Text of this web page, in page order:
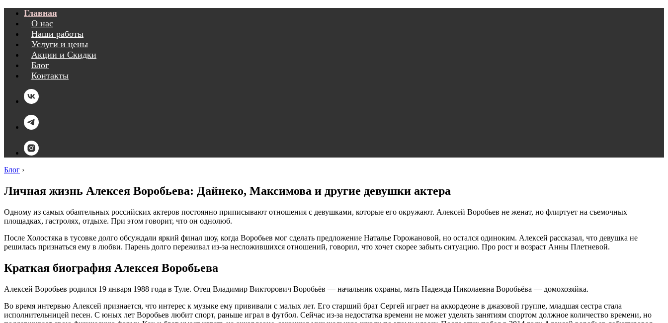
Главная
О нас
Наши работы
Услуги и цены
Акции и Скидки
Блог
Контакты
Блог ›
Личная жизнь Алексея Воробьева: Дайнеко, Максимова и другие девушки актера
Одному из самых обаятельных российских актеров постоянно приписывают отношения с девушками, которые его окружают. Алексей Воробьев не женат, но флиртует на съемочных
площадках, гастролях, отдыхе. При этом говорит, что он однолюб.
После Холостяка в тусовке долго обсуждали яркий финал шоу, когда Воробьев мог сделать предложение Наталье Горожановой, но остался одиноким. Алексей рассказал, что девушка не
решилась признаться ему в любви. Парень долго переживал из-за несложившихся отношений, говорил, что хочет скорее забыть ситуацию. Про рост и возраст Анны Плетневой.
Краткая биография Алексея Воробьева
Алексей Воробьев родился 19 января 1988 года в Туле. Отец Владимир Викторович Воробьёв — начальник охраны, мать Надежда Николаевна Воробьёва — домохозяйка.
Во время интервью Алексей признается, что интерес к музыке ему прививали с малых лет. Его старший брат Сергей играет на аккордеоне в джазовой группе, младшая сестра стала
исполнительницей песен. С юных лет Воробьев любит спорт, раньше играл в футбол. Сейчас из-за недостатка времени не может уделять занятиям спортом должное количество времени, но